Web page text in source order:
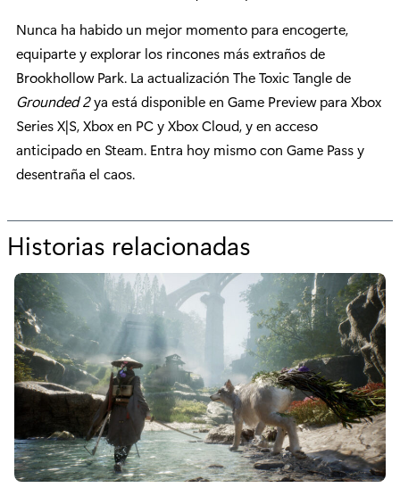
Nunca ha habido un mejor momento para encogerte,
equiparte y explorar los rincones más extraños de
Brookhollow Park. La actualización The Toxic Tangle de
Grounded 2ya está disponible en Game Preview para Xbox
Series X|S, Xbox en PC y Xbox Cloud, y en acceso
anticipado en Steam. Entra hoy mismo con Game Pass y
desentraña el caos.
Historias relacionadas
o
r
“
A
c
t
u